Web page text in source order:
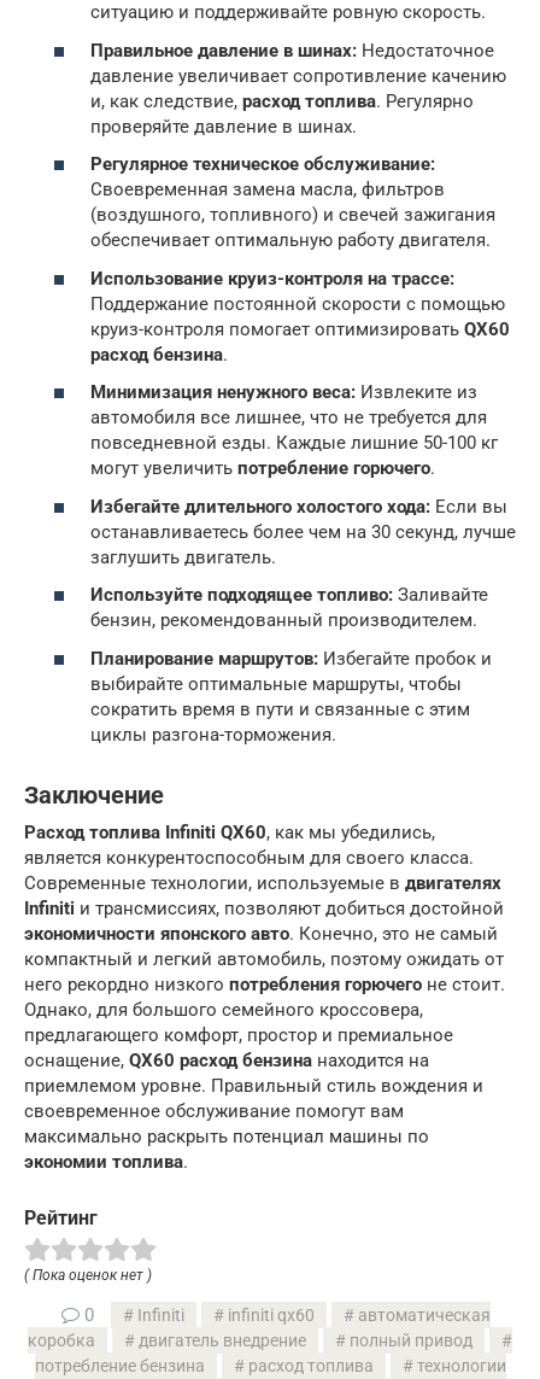
ситуацию и поддерживайте ровную скорость.
Правильное давление в шинах: Недостаточное
давление увеличивает сопротивление качению
и, как следствие, расход топлива. Регулярно
проверяйте давление в шинах.
Регулярное техническое обслуживание:
Своевременная замена масла, фильтров
(воздушного, топливного) и свечей зажигания
обеспечивает оптимальную работу двигателя.
Использование круиз-контроля на трассе:
Поддержание постоянной скорости с помощью
круиз-контроля помогает оптимизировать QX60
расход бензина.
Минимизация ненужного веса: Извлеките из
автомобиля все лишнее, что не требуется для
повседневной езды. Каждые лишние 50-100 кг
могут увеличить потребление горючего.
Избегайте длительного холостого хода: Если вы
останавливаетесь более чем на 30 секунд, лучше
заглушить двигатель.
Используйте подходящее топливо: Заливайте
бензин, рекомендованный производителем.
Планирование маршрутов: Избегайте пробок и
выбирайте оптимальные маршруты, чтобы
сократить время в пути и связанные с этим
циклы разгона-торможения.
Заключение
Расход топлива Infiniti QX60, как мы убедились,
является конкурентоспособным для своего класса.
Современные технологии, используемые в двигателях
Infiniti и трансмиссиях, позволяют добиться достойной
экономичности японского авто. Конечно, это не самый
компактный и легкий автомобиль, поэтому ожидать от
него рекордно низкого потребления горючего не стоит.
Однако, для большого семейного кроссовера,
предлагающего комфорт, простор и премиальное
оснащение, QX60 расход бензина находится на
приемлемом уровне. Правильный стиль вождения и
своевременное обслуживание помогут вам
максимально раскрыть потенциал машины по
экономии топлива.
Рейтинг
( Пока оценок нет )
0 Infiniti infiniti qx60
автоматическая
коробка
двигатель внедрение
полный привод
потребление бензина
расход топлива технологии